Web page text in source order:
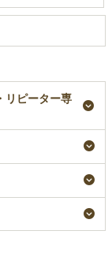
リピーター専
ン（S4）スプリング
柄｜不織布ラッピング